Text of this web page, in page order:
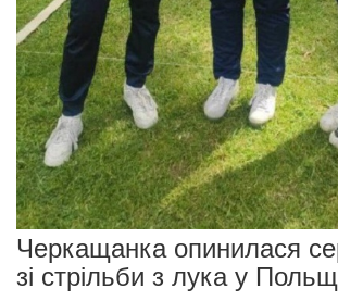
Черкащанка опинилася
зі стрільби з лука у